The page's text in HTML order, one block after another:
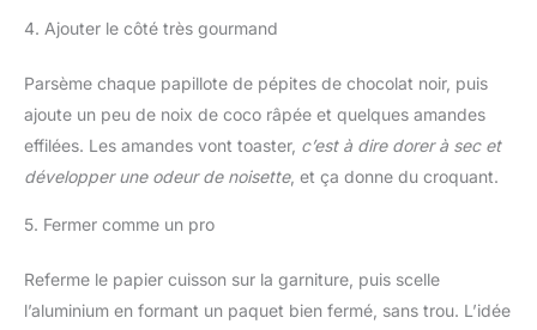
4. Ajouter le côté très gourmand
Parsème chaque papillote de pépites de chocolat noir, puis
ajoute un peu de noix de coco râpée et quelques amandes
effilées. Les amandes vont toaster, c’est à dire dorer à sec et
développer une odeur de noisette, et ça donne du croquant.
5. Fermer comme un pro
Referme le papier cuisson sur la garniture, puis scelle
l’aluminium en formant un paquet bien fermé, sans trou. L’idée